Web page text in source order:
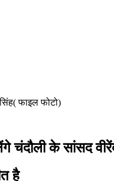
फाइल फोटो)
के सांसद
है